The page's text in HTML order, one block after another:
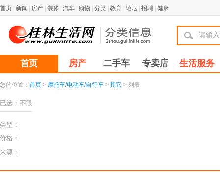
首页 新闻 房产 装修 汽车 购物 分类 教育 论坛 招聘 健康
首页 房产 二手车 专卖店 生活服务
您的位置： 首页 > 摩托车/电动车/自行车 > 其它 > 列表
已选： 不限
类型：
价格：
来源：